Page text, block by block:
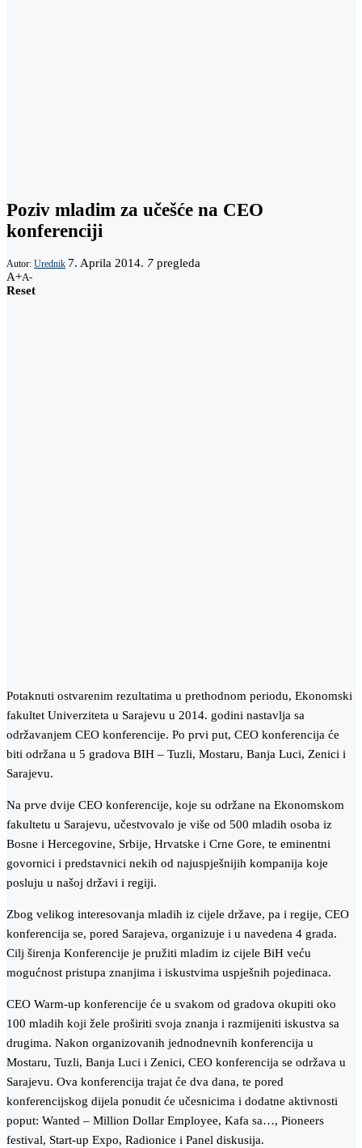
Poziv mladim za učešće na CEO
konferenciji
Autor: Urednik 7. Aprila 2014. 7 pregleda
A+A-
Reset
Potaknuti ostvarenim rezultatima u prethodnom periodu, Ekonomski
fakultet Univerziteta u Sarajevu u 2014. godini nastavlja sa
održavanjem CEO konferencije. Po prvi put, CEO konferencija će
biti održana u 5 gradova BIH – Tuzli, Mostaru, Banja Luci, Zenici i
Sarajevu.
Na prve dvije CEO konferencije, koje su održane na Ekonomskom
fakultetu u Sarajevu, učestvovalo je više od 500 mladih osoba iz
Bosne i Hercegovine, Srbije, Hrvatske i Crne Gore, te eminentni
govornici i predstavnici nekih od najuspješnijih kompanija koje
posluju u našoj državi i regiji.
Zbog velikog interesovanja mladih iz cijele države, pa i regije, CEO
konferencija se, pored Sarajeva, organizuje i u navedena 4 grada.
Cilj širenja Konferencije je pružiti mladim iz cijele BiH veću
mogućnost pristupa znanjima i iskustvima uspješnih pojedinaca.
CEO Warm-up konferencije će u svakom od gradova okupiti oko
100 mladih koji žele proširiti svoja znanja i razmijeniti iskustva sa
drugima. Nakon organizovanih jednodnevnih konferencija u
Mostaru, Tuzli, Banja Luci i Zenici, CEO konferencija se održava u
Sarajevu. Ova konferencija trajat će dva dana, te pored
konferencijskog dijela ponudit će učesnicima i dodatne aktivnosti
poput: Wanted – Million Dollar Employee, Kafa sa…, Pioneers
festival, Start-up Expo, Radionice i Panel diskusija.